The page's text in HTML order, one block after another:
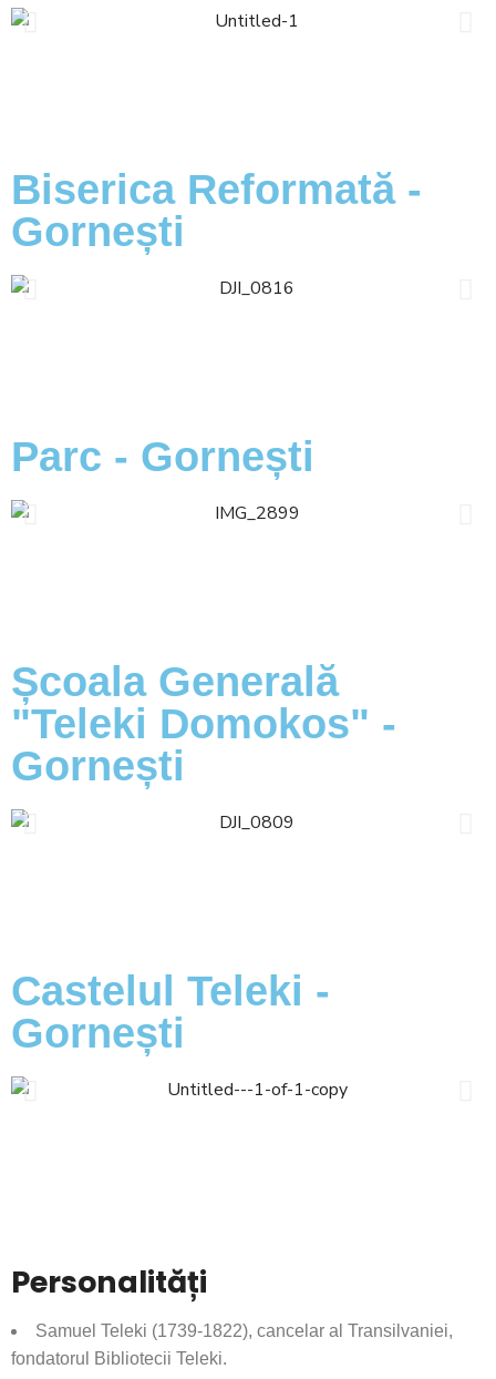
Biserica Reformată -
Gornești
Parc - Gornești
Școala Generală
"Teleki Domokos" -
Gornești
Castelul Teleki -
Gornești
Personalități
Samuel Teleki (1739-1822), cancelar al Transilvaniei,
fondatorul Bibliotecii Teleki.